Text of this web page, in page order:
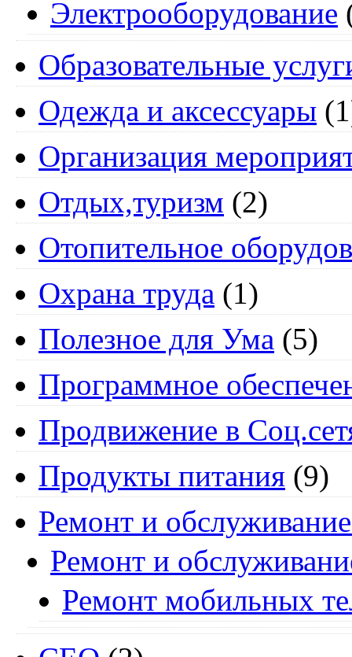
Электрооборудование
Образовательные
Одежда и аксессуары
Организация
Отдых,туризм (2)
Отопительное
Охрана труда (1)
Полезное для Ума (5)
Программное
Продвижение в
Продукты питания (9)
Ремонт и
Ремонт и
Ремонт мобильных